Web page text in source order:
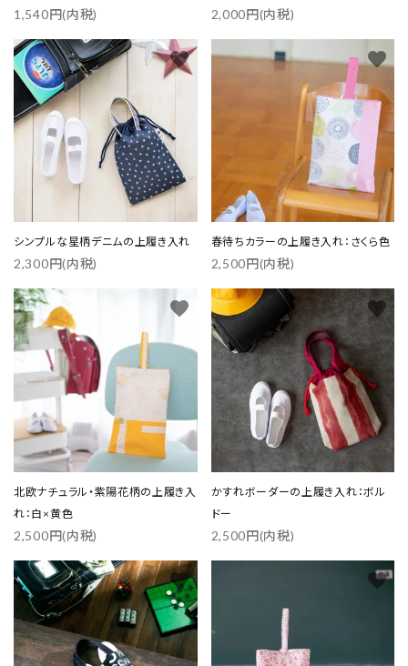
ンク
1,540円(内税) 2,000円(内税)
シンプルな星柄デニムの上履き入れ
2,300円(内税)
favorite
春待ちカラーの上履き入れ：さくら色
2,500円(内税)
favorite
北欧ナチュラル・紫陽花柄の上履き入
れ：白×黄色
2,500円(内税)
favorite
かすれボーダーの上履き入れ：ボル
ドー
2,500円(内税)
favorite
favorite favorite